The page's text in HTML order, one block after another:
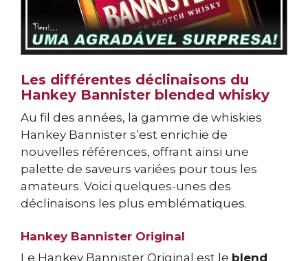
Les différentes déclinaisons du
Hankey Bannister blended whisky
Au fil des années, la gamme de whiskies
Hankey Bannister s’est enrichie de
nouvelles références, offrant ainsi une
palette de saveurs variées pour tous les
amateurs. Voici quelques-unes des
déclinaisons les plus emblématiques.
Hankey Bannister Original
Le Hankey Bannister Original est le blend